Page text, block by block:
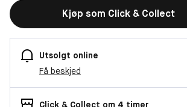
Kjøp som Click & Collect
Utsolgt online
Få beskjed
Click & Collect om 4 timer